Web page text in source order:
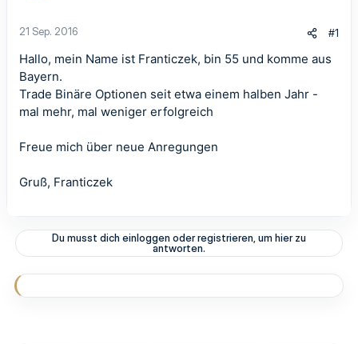
21 Sep. 2016 #1
Hallo, mein Name ist Franticzek, bin 55 und komme aus
Bayern.
Trade Binäre Optionen seit etwa einem halben Jahr -
mal mehr, mal weniger erfolgreich
Freue mich über neue Anregungen
Gruß, Franticzek
Du musst dich einloggen oder registrieren, um hier zu
antworten.